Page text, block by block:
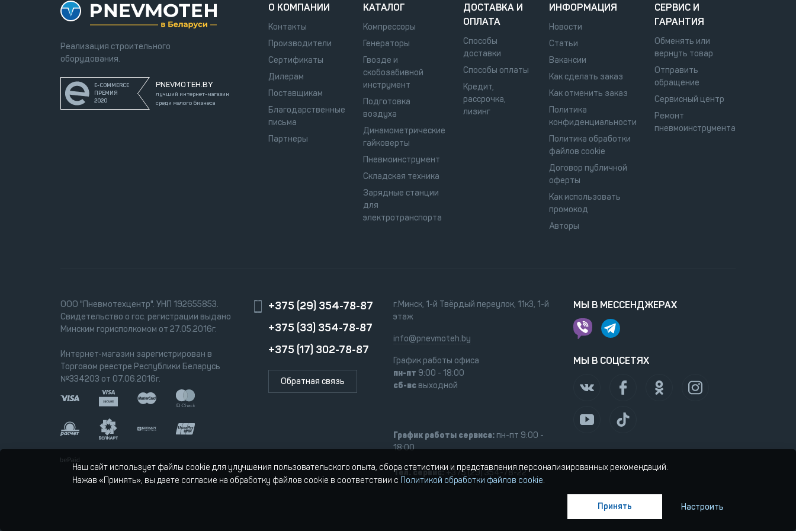
Реализация строительного
оборудования.
E-COMMERCE
ПРЕМИЯ
2020
PNEVMOTEH.BY
лучший интернет-магазин
среди малого бизнеса
О КОМПАНИИ
Контакты
Производители
Сертификаты
Дилерам
Поставщикам
Благодарственные
письма
Партнеры
КАТАЛОГ
Компрессоры
Генераторы
Гвозде и
скобозабивной
инструмент
Подготовка
воздуха
Динамометрические
гайковерты
Пневмоинструмент
Складская техника
Зарядные станции
для
электротранспорта
ДОСТАВКА И
ОПЛАТА
Способы
доставки
Способы оплаты
Кредит,
рассрочка,
лизинг
ИНФОРМАЦИЯ
Новости
Статьи
Вакансии
Как сделать заказ
Как отменить заказ
Политика
конфиденциальности
Политика обработки
файлов cookie
Договор публичной
оферты
Как использовать
промокод
Авторы
СЕРВИС И
ГАРАНТИЯ
Обменять или
вернуть товар
Отправить
обращение
Сервисный центр
Ремонт
пневмоинструмента
ООО "Пневмотехцентр". УНП 192655853.
Свидетельство о гос. регистрации выдано
Минским горисполкомом от 27.05.2016г.
Интернет-магазин зарегистрирован в
Торговом реестре Республики Беларусь
№334203 от 07.06.2016г.
+375 (29) 354-78-87
+375 (33) 354-78-87
+375 (17) 302-78-87
Обратная связь
г.Минск, 1-й Твёрдый переулок, 11к3, 1-й
этаж
info@pnevmoteh.by
График работы офиса
пн-пт 9:00 - 18:00
сб-всвыходной
График работы сервиса:пн-пт 9:00 -
18:00
Тел. сервис:+375 (29) 354-78-22
МЫ В МЕССЕНДЖЕРАХ
МЫ В СОЦСЕТЯХ
Наш сайт использует файлы cookie для улучшения пользовательского опыта, сбора статистики и представления персонализированных рекомендаций.
Нажав «Принять», вы даете согласие на обработку файлов cookie в соответствии с Политикой обработки файлов cookie.
Настроить
Принять